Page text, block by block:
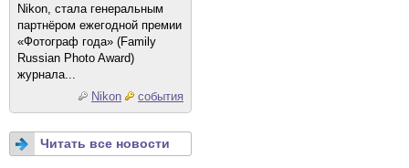
Nikon, стала генеральным
партнёром ежегодной премии
«Фотограф года» (Family
Russian Photo Award)
журнала...
Nikon
события
Читать все новости